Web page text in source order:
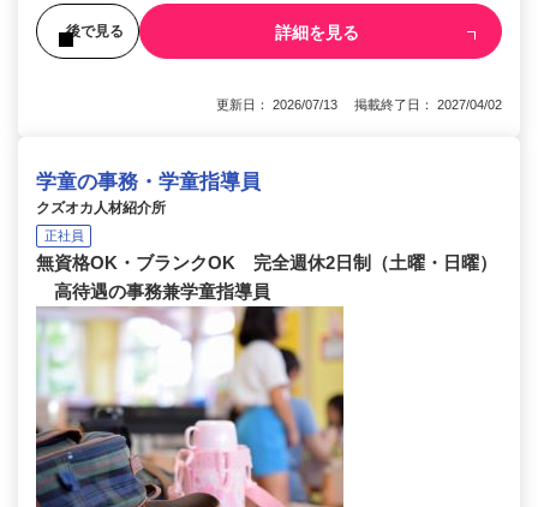
後で見る 詳細を見る
更新日： 2026/07/13 掲載終了日： 2027/04/02
学童の事務・学童指導員
クズオカ人材紹介所
正社員
無資格OK・ブランクOK 完全週休2日制（土曜・日曜）
高待遇の事務兼学童指導員